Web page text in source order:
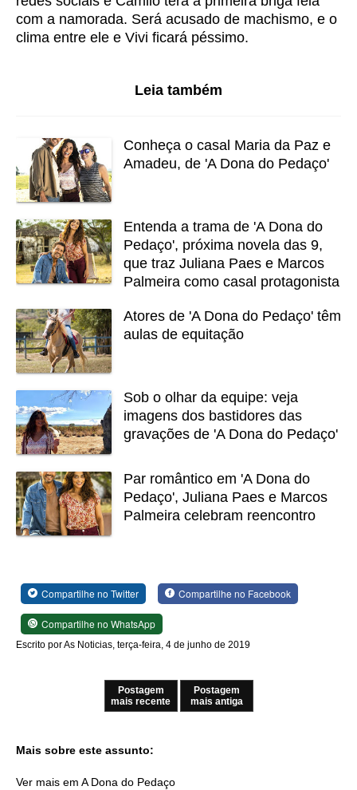
com a namorada. Será acusado de machismo, e o
clima entre ele e Vivi ficará péssimo.
Leia também
Conheça o casal Maria da Paz e
Amadeu, de 'A Dona do Pedaço'
Entenda a trama de 'A Dona do
Pedaço', próxima novela das 9,
que traz Juliana Paes e Marcos
Palmeira como casal protagonista
Atores de 'A Dona do Pedaço' têm
aulas de equitação
Sob o olhar da equipe: veja
imagens dos bastidores das
gravações de 'A Dona do Pedaço'
Par romântico em 'A Dona do
Pedaço', Juliana Paes e Marcos
Palmeira celebram reencontro
Compartilhe no Twitter Compartilhe no Facebook
Compartilhe no WhatsApp
Escrito por As Noticias, terça-feira, 4 de junho de 2019
Postagem
mais recente
Postagem
mais antiga
Mais sobre este assunto:
Ver mais em A Dona do Pedaço